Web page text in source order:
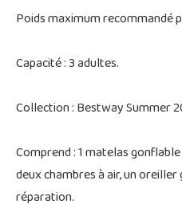
Poids maximum recommandé
Capacité : 3 adultes.
Collection : Bestway Summer
Comprend : 1 matelas
deux chambres à air, un
réparation.